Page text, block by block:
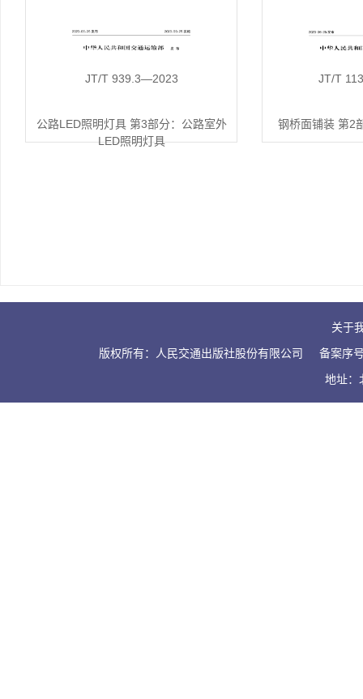
JT/T 939.3—2023
公路LED照明灯具 第3部分：公路室外
LED照明灯具
JT/T
钢桥面铺装 第2
关于
版权所有：人民交通出版社股份有限公司
备案序
地址：